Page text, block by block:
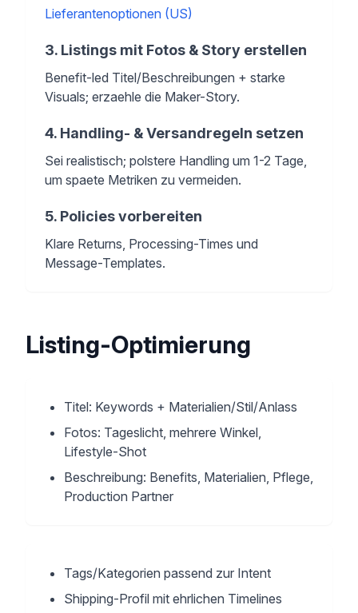
Lieferantenoptionen (US)
3. Listings mit Fotos & Story erstellen
Benefit-led Titel/Beschreibungen + starke
Visuals; erzaehle die Maker-Story.
4. Handling- & Versandregeln setzen
Sei realistisch; polstere Handling um 1-2 Tage,
um spaete Metriken zu vermeiden.
5. Policies vorbereiten
Klare Returns, Processing-Times und
Message-Templates.
Listing-Optimierung
Titel: Keywords + Materialien/Stil/Anlass
Fotos: Tageslicht, mehrere Winkel,
Lifestyle-Shot
Beschreibung: Benefits, Materialien, Pflege,
Production Partner
Tags/Kategorien passend zur Intent
Shipping-Profil mit ehrlichen Timelines